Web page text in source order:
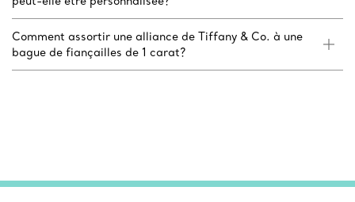
Comment assortir une alliance de Tiffany & Co. à une
bague de fiançailles de 1 carat?